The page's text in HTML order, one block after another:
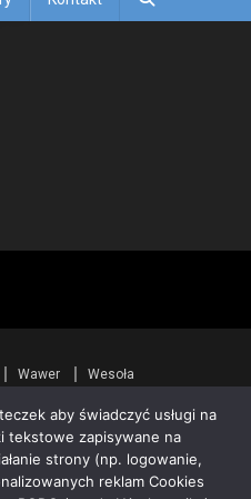
Wawer
Wesoła
aby świadczyć usługi na
tekstowe zapisywane na
strony (np. logowanie,
reklam Cookies